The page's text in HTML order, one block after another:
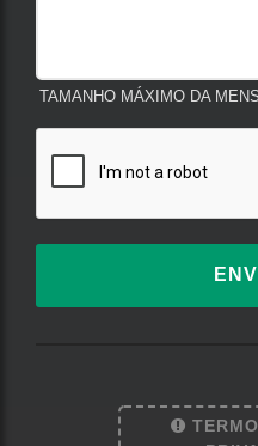
TAMANHO MÁXIMO DA